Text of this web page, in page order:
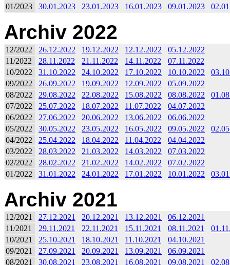
01/2023
30.01.2023 23.01.2023 16.01.2023 09.01.2023
Archiv 2022
12/2022 26.12.2022 19.12.2022 12.12.2022
05.12.2022
11/2022
28.11.2022 21.11.2022 14.11.2022
07.11.2022
10/2022
31.10.2022 24.10.2022 17.10.2022 10.10.2022
09/2022
26.09.2022 19.09.2022 12.09.2022
05.09.2022
08/2022
29.08.2022 22.08.2022 15.08.2022 08.08.2022
07/2022
25.07.2022 18.07.2022 11.07.2022
04.07.2022
06/2022
27.06.2022 20.06.2022 13.06.2022
06.06.2022
05/2022
30.05.2022 23.05.2022 16.05.2022 09.05.2022
04/2022
25.04.2022 18.04.2022 11.04.2022
04.04.2022
03/2022
28.03.2022 21.03.2022 14.03.2022
07.03.2022
02/2022
28.02.2022 21.02.2022 14.02.2022
07.02.2022
01/2022
31.01.2022 24.01.2022 17.01.2022 10.01.2022
Archiv 2021
12/2021 27.12.2021 20.12.2021 13.12.2021
06.12.2021
11/2021
29.11.2021 22.11.2021 15.11.2021 08.11.2021
10/2021
25.10.2021 18.10.2021 11.10.2021
04.10.2021
09/2021
27.09.2021 20.09.2021 13.09.2021
06.09.2021
08/2021
30.08.2021 23.08.2021 16.08.2021 09.08.2021